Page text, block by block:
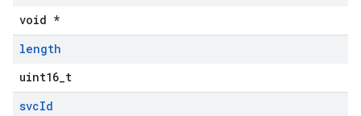
void *
length
uint16_t
svcId